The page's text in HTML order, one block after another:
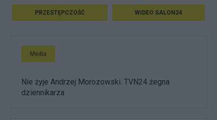
PRZESTĘPCZOŚĆ WIDEO SALON24
Media
Nie żyje Andrzej Morozowski. TVN24 żegna
dziennikarza